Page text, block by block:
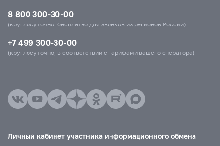
8 800 300-30-00
(круглосуточно, бесплатно для звонков из регионов России)
+7 499 300-30-00
(круглосуточно, в соответствии с тарифами вашего оператора)
Личный кабинет участника информационного обмена